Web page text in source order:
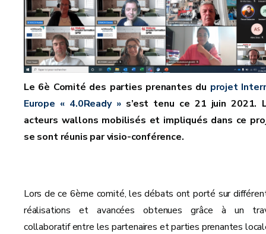
Le 6è Comité des parties prenantes du projet
Europe « 4.0Ready »s’est tenu ce 21 juin 2021.
acteurs wallons mobilisés et impliqués dans ce
se sont réunis par visio-conférence.
Lors de ce 6ème comité, les débats ont porté sur
réalisations et avancées obtenues grâce à un
collaboratif entre les partenaires et parties prenantes